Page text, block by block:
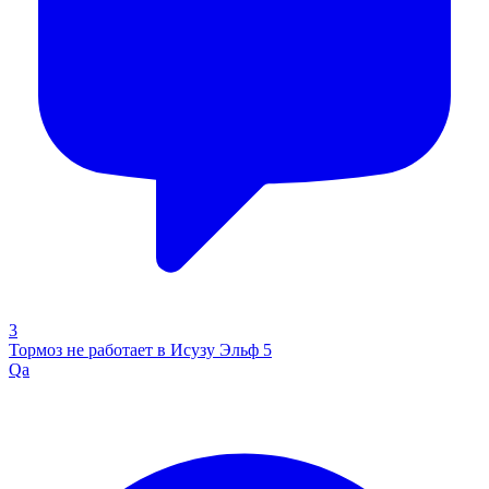
3
Тормоз не работает в Исузу Эльф 5
Qa